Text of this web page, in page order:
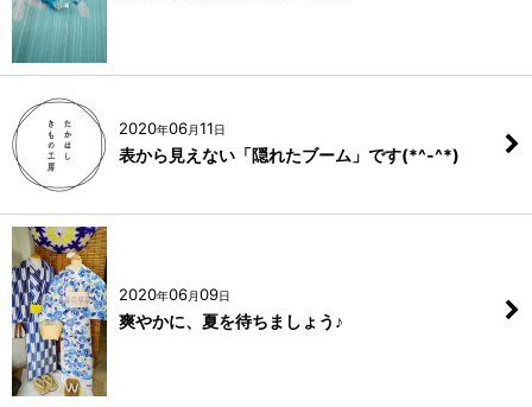
2020年06月11日
表から見えない「隠れたブーム」です(*^-^*)
2020年06月09日
爽やかに、夏を待ちましょう♪